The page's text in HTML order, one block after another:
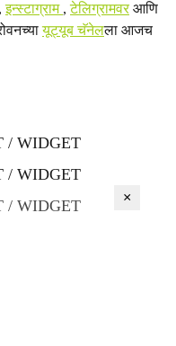
इन्स्टाग्राम ,टेलिग्रामवरआणि
यूट्यूब चॅनेलला आजच
/ WIDGET
/ WIDGET
/ WIDGET
×